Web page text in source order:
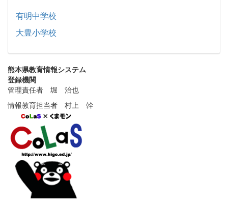
有明中学校
大豊小学校
熊本県教育情報システム
登録機関
管理責任者 堀 治也
情報教育担当者 村上 幹